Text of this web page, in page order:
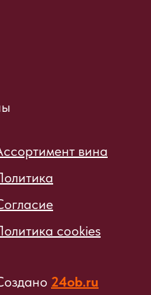
вина
cookies
24ob.ru